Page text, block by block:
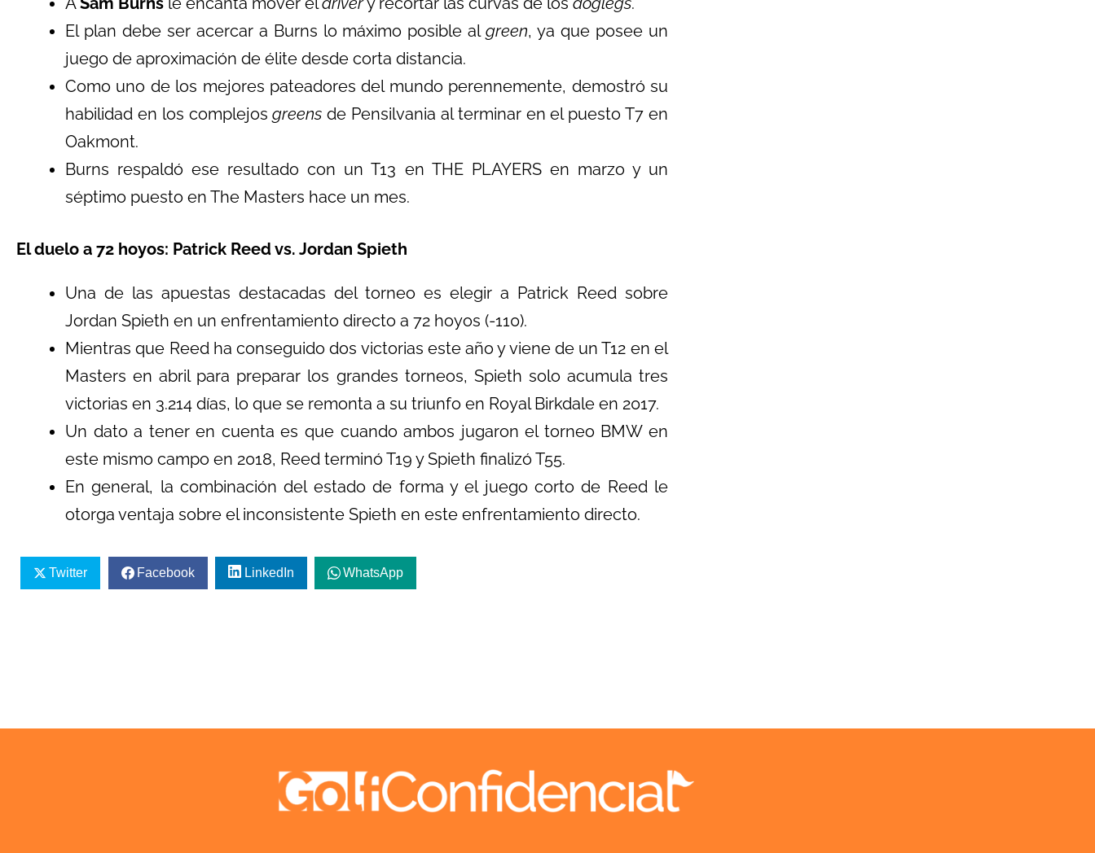
El plan debe ser acercar a Burns lo máximo posible algreen, ya que posee un
juego de aproximación de élite desde corta distancia.
Como uno de los mejores pateadores del mundo perennemente, demostró su
habilidad en los complejosgreens de Pensilvania al terminar en el puesto T7 en
Oakmont.
Burns respaldó ese resultado con un T13 en THE PLAYERS en marzo y un
séptimo puesto en The Masters hace un mes.
El duelo a 72 hoyos: Patrick Reed vs. Jordan Spieth
Una de las apuestas destacadas del torneo es elegir a Patrick Reed sobre
Jordan Spieth en un enfrentamiento directo a 72 hoyos (-110).
Mientras que Reed ha conseguido dos victorias este año y viene de un T12 en el
Masters en abril para preparar los grandes torneos, Spieth solo acumula tres
victorias en 3.214 días, lo que se remonta a su triunfo en Royal Birkdale en 2017.
Un dato a tener en cuenta es que cuando ambos jugaron el torneo BMW en
este mismo campo en 2018, Reed terminó T19 y Spieth finalizó T55.
En general, la combinación del estado de forma y el juego corto de Reed le
otorga ventaja sobre el inconsistente Spieth en este enfrentamiento directo.
Twitter Facebook LinkedIn WhatsApp